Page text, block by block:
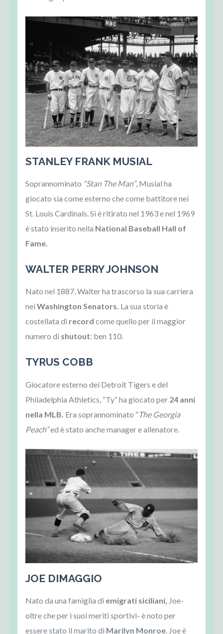
STANLEY FRANK MUSIAL
Soprannominato “Stan The Man”, Musial ha
giocato sia come esterno che come battitore nei
St. Louis Cardinals. Si è ritirato nel 1963 e nel 1969
è stato inserito nella National Baseball Hall of
Fame.
WALTER PERRY JOHNSON
Nato nel 1887, Walter ha trascorso la sua carriera
nei Washington Senators. La sua storia è
costellata di record come quello per il maggior
numero di shutout: ben 110.
TYRUS COBB
Giocatore esterno dei Detroit Tigers e del
Philadelphia Athletics, “Ty” ha giocato per 24 anni
nella MLB. Era soprannominato “The Georgia
Peach”ed è stato anche manager e allenatore.
JOE DIMAGGIO
Nato da una famiglia di emigrati siciliani, Joe-
oltre che per i suoi meriti sportivi- è noto per
essere stato il marito di Marilyn Monroe. Joe è